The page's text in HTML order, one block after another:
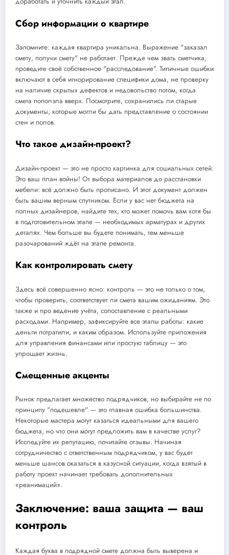
Сбор информации о квартире
Запомните: каждая квартира уникальна. Выражение "заказал
смету, получи смету" не работает. Прежде чем звать сметчика,
проведите своё собственное "расследование". Типичные ошибки
включают в себя игнорирование специфики дома, не проверку
на наличие скрытых дефектов и недовольство потом, когда
смета поползла вверх. Посмотрите, сохранились ли старые
документы, которые могли бы дать представление о состоянии
стен и полов.
Что такое дизайн-проект?
Дизайн-проект — это не просто картинка для социальных сетей.
Это ваш план войны! От выбора материалов до расстановки
мебели: всё должно быть прописано. И этот документ должен
быть вашим верным спутником. Если у вас нет бюджета на
полных дизайнеров, найдите тех, кто может помочь вам хотя бы
в подготовительном этапе — необходимых арматурах и других
деталях. Чем больше вы будете понимать, тем меньше
разочарований ждёт на этапе ремонта.
Как контролировать смету
Здесь всё совершенно ясно: контроль — это не только о том,
чтобы проверить, соответствует ли смета вашим ожиданиям. Это
также и про ведение учёта, сопоставление с реальными
расходами. Например, зафиксируйте все этапы работы: какие
деньги потратили, и каким образом. Используйте приложения
для управления финансами или простую таблицу — это
упрощает жизнь.
Смещенные акценты
Рынок предлагает множество подрядчиков, но выбирайте не по
принципу "подешевле" — это главная ошибка большинства.
Некоторые мастера могут казаться идеальными для вашего
бюджета, но что они могут предложить вам в качестве услуг?
Исследуйте их репутацию, почитайте отзывы. Начиная
сотрудничество с ответственным подрядчиком, у вас будет
меньше шансов оказаться в казусной ситуации, когда взятый в
работу проект начинает требовать дополнительных
«реанимаций».
Заключение: ваша защита — ваш
контроль
Каждая буква в подрядной смете должна быть выверена и